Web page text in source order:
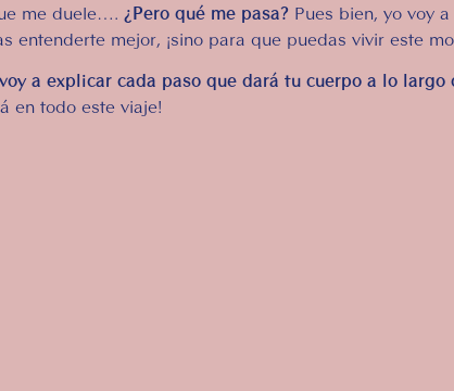
me duele…. ¿Pero qué me pasa? Pues bien, yo voy
entenderte mejor, ¡sino para que puedas vivir este
a explicar cada paso que dará tu cuerpo a lo
en todo este viaje!